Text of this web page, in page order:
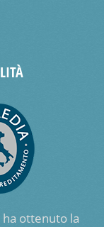
ha ottenuto la